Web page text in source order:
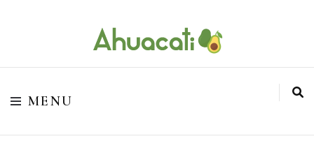
Ahuacati
O melhor da Internet em um só lugar
MENU